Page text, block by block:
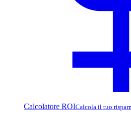
Calcolatore ROICalcola il tuo